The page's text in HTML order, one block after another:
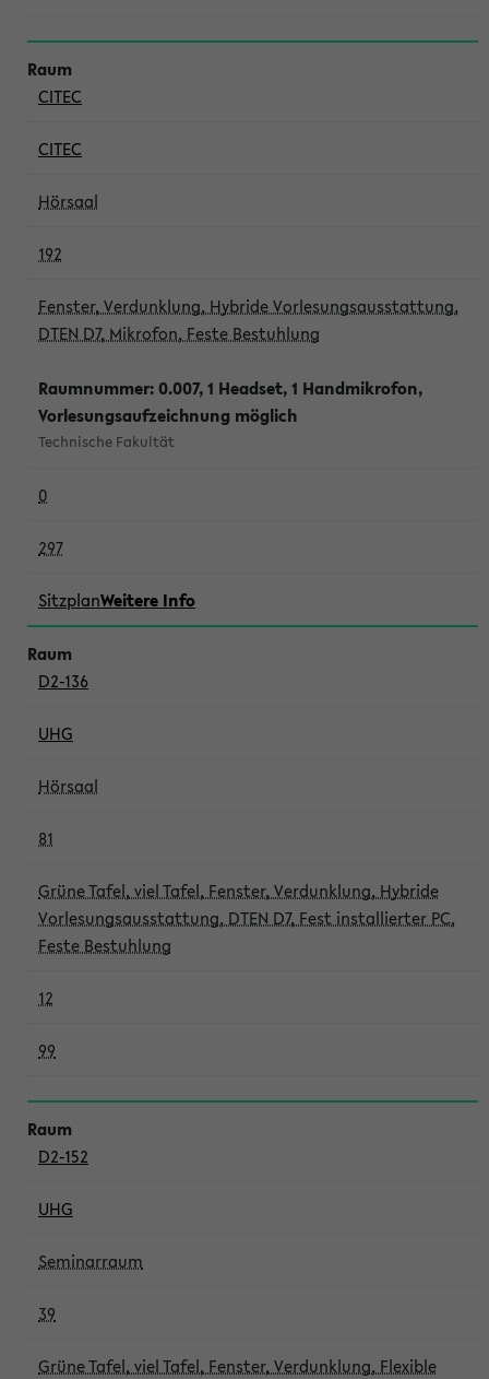
CITEC
CITEC
Hörsaal
192
Fenster, Verdunklung, Hybride Vorlesungsausstattung,
DTEN D7, Mikrofon, Feste Bestuhlung
Raumnummer: 0.007, 1 Headset, 1 Handmikrofon,
Vorlesungsaufzeichnung möglich
Technische Fakultät
0
297
SitzplanWeitere Info
D2-136
UHG
Hörsaal
81
Grüne Tafel, viel Tafel, Fenster, Verdunklung, Hybride
Vorlesungsausstattung, DTEN D7, Fest installierter PC,
Feste Bestuhlung
12
99
D2-152
UHG
Seminarraum
39
Grüne Tafel, viel Tafel, Fenster, Verdunklung, Flexible